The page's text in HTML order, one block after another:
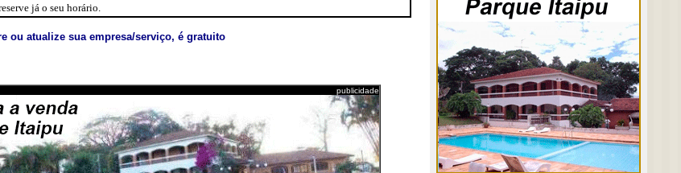
já o seu horário.
ou atualize sua empresa/serviço, é gratuito
publicidade